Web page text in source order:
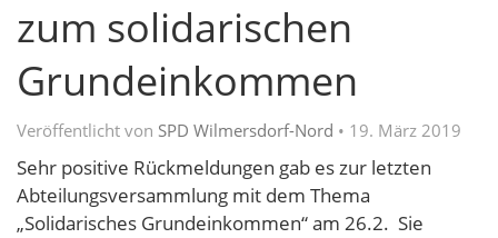
zum solidarischen
Grundeinkommen
Veröffentlicht von SPD Wilmersdorf-Nord • 19. März 2019
Sehr positive Rückmeldungen gab es zur letzten
Abteilungsversammlung mit dem Thema
„Solidarisches Grundeinkommen“ am 26.2. Sie